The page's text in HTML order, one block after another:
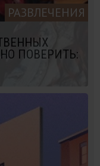
РАЗВЛЕЧЕНИЯ
ПОВЕРИТЬ: